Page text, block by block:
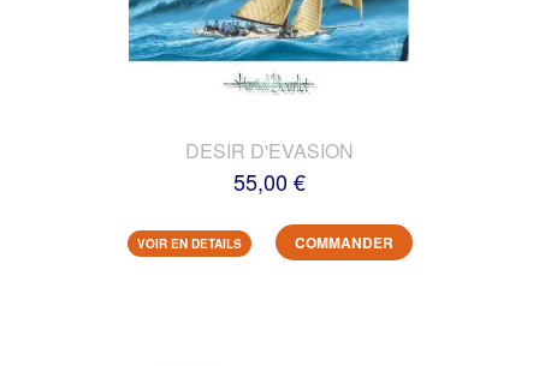
DESIR D'EVASION
55,00 €
VOIR EN DETAILS COMMANDER